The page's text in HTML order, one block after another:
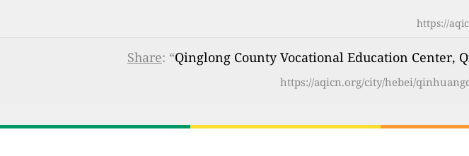
https://
Share: “Qinglong County Vocational Education Center,
https://aqicn.org/city/hebei/